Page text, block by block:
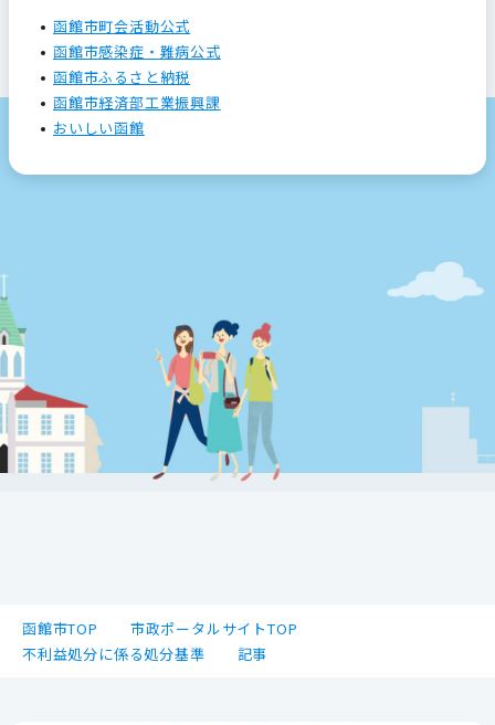
函館市町会活動公式
函館市感染症・難病公式
函館市ふるさと納税
函館市経済部工業振興課
おいしい函館
函館市TOP
市政ポータルサイトTOP
不利益処分に係る処分基準
記事